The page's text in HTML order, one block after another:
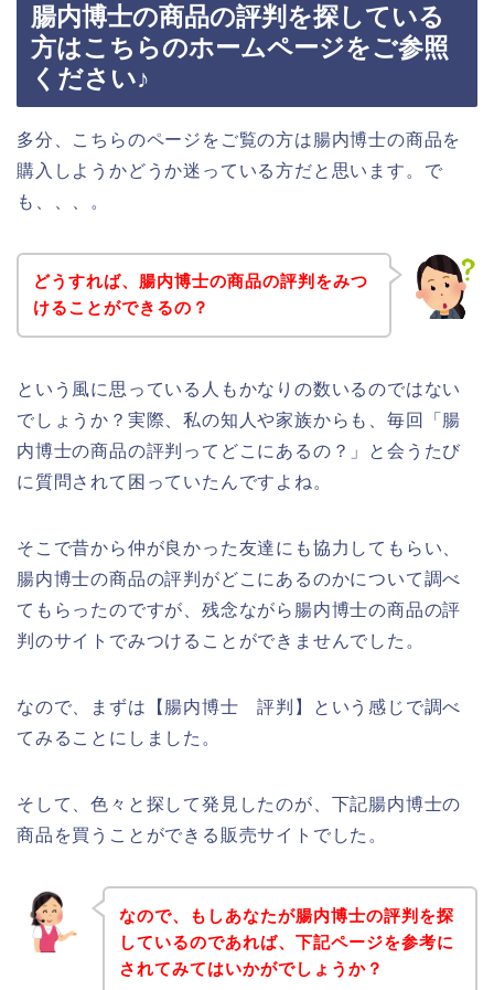
腸内博士の商品の評判を探している
方はこちらのホームページをご参照
ください♪
多分、こちらのページをご覧の方は腸内博士の商品を
購入しようかどうか迷っている方だと思います。で
も、、、。
どうすれば、腸内博士の商品の評判をみつ
けることができるの？
という風に思っている人もかなりの数いるのではない
でしょうか？実際、私の知人や家族からも、毎回「腸
内博士の商品の評判ってどこにあるの？」と会うたび
に質問されて困っていたんですよね。
そこで昔から仲が良かった友達にも協力してもらい、
腸内博士の商品の評判がどこにあるのかについて調べ
てもらったのですが、残念ながら腸内博士の商品の評
判のサイトでみつけることができませんでした。
なので、まずは【腸内博士 評判】という感じで調べ
てみることにしました。
そして、色々と探して発見したのが、下記腸内博士の
商品を買うことができる販売サイトでした。
なので、もしあなたが腸内博士の評判を探
しているのであれば、下記ページを参考に
されてみてはいかがでしょうか？